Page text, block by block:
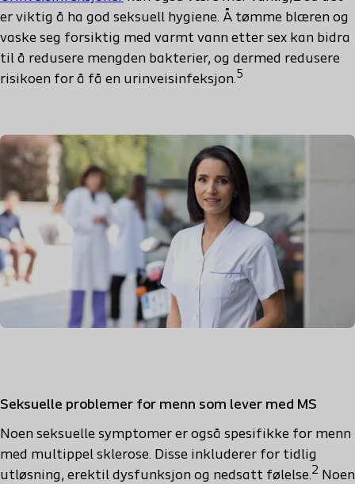
er viktig å ha god seksuell hygiene. Å tømme blæren og
vaske seg forsiktig med varmt vann etter sex kan bidra
til å redusere mengden bakterier, og dermed redusere
risikoen for å få en urinveisinfeksjon.5
Seksuelle problemer for menn som lever med MS
Noen seksuelle symptomer er også spesifikke for menn
med multippel sklerose. Disse inkluderer for tidlig
utløsning, erektil dysfunksjon og nedsatt følelse.2 Noen